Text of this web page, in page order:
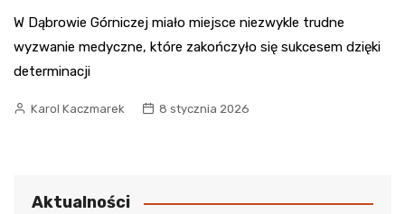
W Dąbrowie Górniczej miało miejsce niezwykle trudne
wyzwanie medyczne, które zakończyło się sukcesem dzięki
determinacji
Karol Kaczmarek 8 stycznia 2026
Aktualności